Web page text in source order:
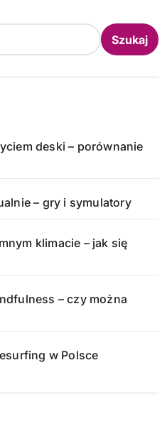
Szukaj
deski – porównanie
– gry i symulatory
klimacie – jak się
– czy można
w Polsce